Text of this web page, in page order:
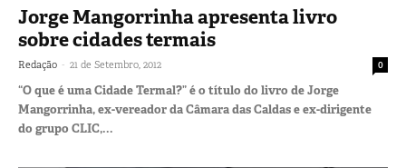
Jorge Mangorrinha apresenta livro
sobre cidades termais
Redação - 21 de Setembro, 2012 0
“O que é uma Cidade Termal?” é o título do livro de Jorge
Mangorrinha, ex-vereador da Câmara das Caldas e ex-dirigente
do grupo CLIC,...